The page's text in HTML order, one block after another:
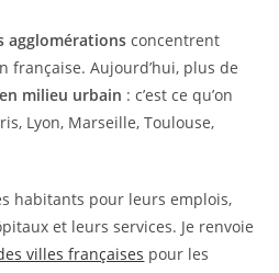
agglomérations concentrent
française. Aujourd’hui, plus de
milieu urbain : c’est ce qu’on
Lyon, Marseille, Toulouse,
habitants pour leurs emplois,
et leurs services. Je renvoie
villes françaises pour les